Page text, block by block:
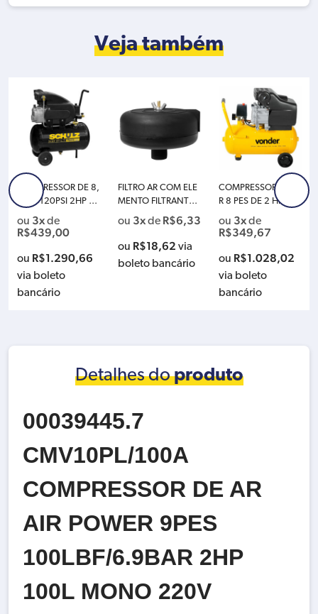
Veja também
COMPRESSOR DE 8,
5PES 120PSI 2HP 25
L MONO 110V SCHU
LZ CSI 8,5 PRATIC AI
R 915.0393-0
ou 3xde
R$439,00
ou R$1.290,66
via boleto
bancário
FILTRO AR COM ELE
MENTO FILTRANTE –
ROSCA 1/2″ (PLÁSTI
CO) PARA COMPRES
SORES 10PES CHIAP
ERINI 019526
ou 3xde R$6,33
ou R$18,62 via
boleto bancário
COMPRESSOR DE A
R 8 PES DE 2 HP DE
21.6L 220V VONDE
R MCV216 6828216
ou 3xde
R$349,67
ou R$1.028,02
via boleto
bancário
Detalhes doproduto
00039445.7
CMV10PL/100A
COMPRESSOR DE AR
AIR POWER 9PES
100LBF/6.9BAR 2HP
100L MONO 220V